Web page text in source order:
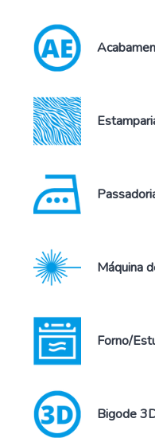
Máquina
Forno/
Bigode